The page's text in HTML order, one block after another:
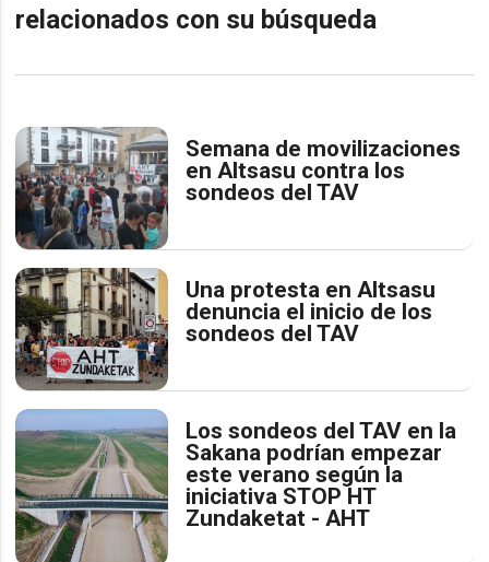
relacionados con su búsqueda
Semana de movilizaciones
en Altsasu contra los
sondeos del TAV
Una protesta en Altsasu
denuncia el inicio de los
sondeos del TAV
Los sondeos del TAV en la
Sakana podrían empezar
este verano según la
iniciativa STOP HT
Zundaketat - AHT